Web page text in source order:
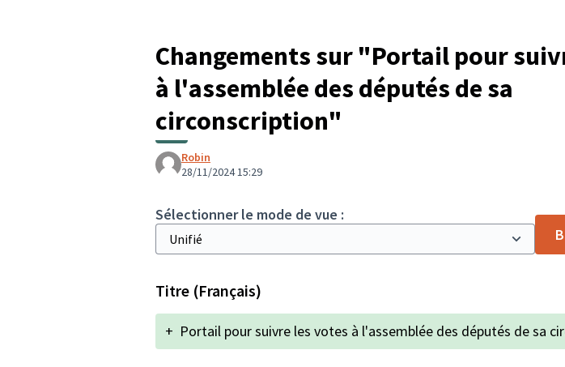
Changements sur "Portail pour
à l'assemblée des députés de sa
circonscription"
Robin
28/11/2024 15:29
Sélectionner le mode de vue :
Titre (Français)
+ Portail pour suivre les votes à l'assemblée des députés de sa